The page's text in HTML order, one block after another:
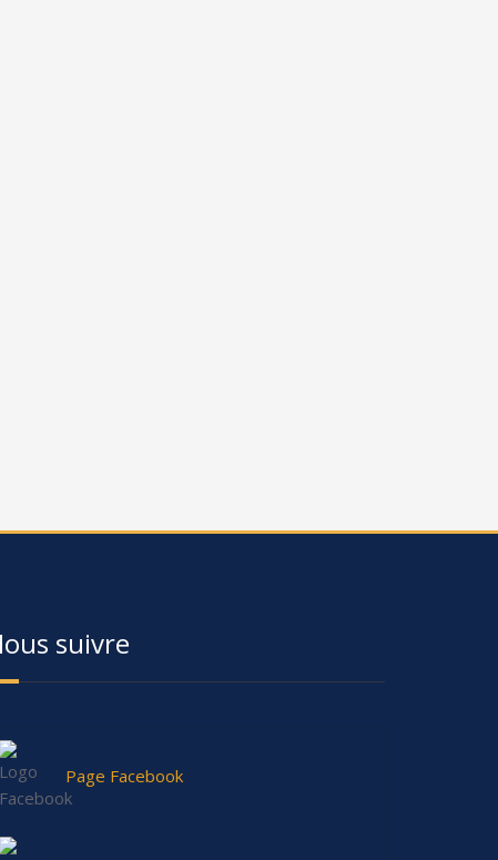
suivre
Page Facebook